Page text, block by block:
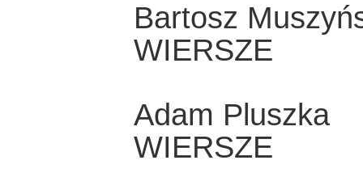
Bartosz
WIERSZE
Adam Pluszka
WIERSZE